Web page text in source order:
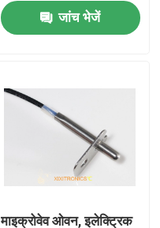
जांच भेजें
माइक्रोवेव ओवन, इलेक्ट्रिक